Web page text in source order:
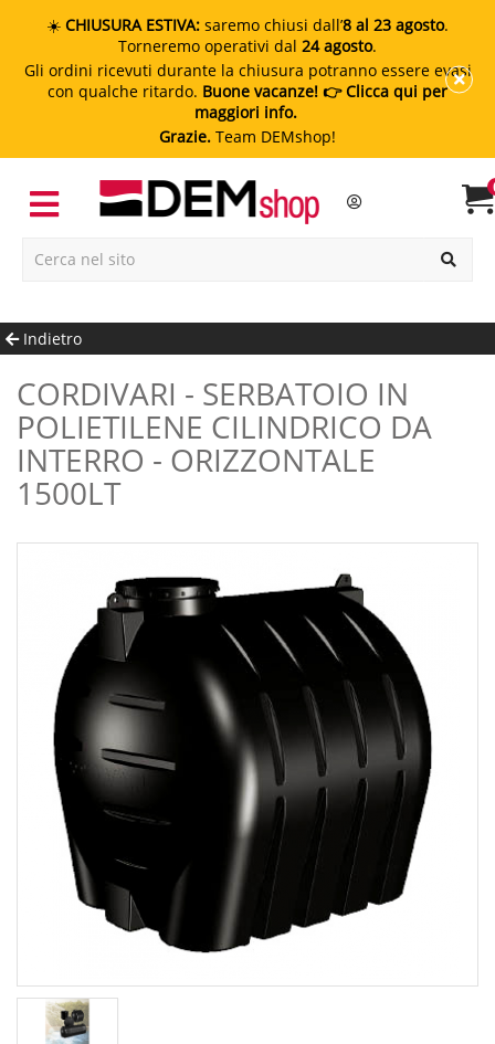
☀️ CHIUSURA ESTIVA: saremo chiusi dall’8 al 23 agosto.
Torneremo operativi dal 24 agosto.
Gli ordini ricevuti durante la chiusura potranno essere evasi
con qualche ritardo. Buone vacanze! 👉 Clicca qui per
maggiori info.
Grazie. Team DEMshop!
Indietro
CORDIVARI - SERBATOIO IN
POLIETILENE CILINDRICO DA
INTERRO - ORIZZONTALE
1500LT